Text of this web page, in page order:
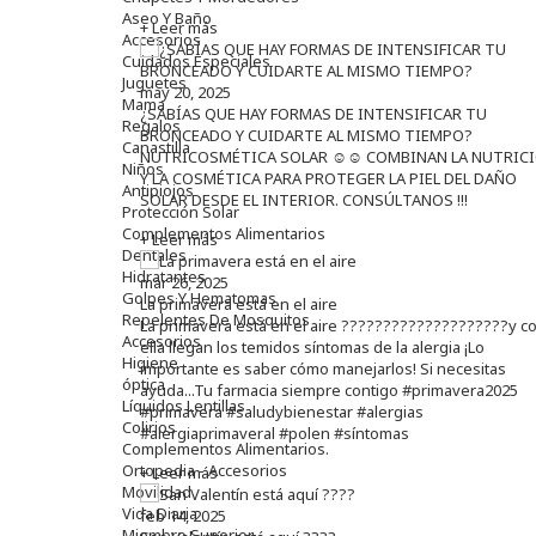
Aseo Y Baño
Accesorios
Cuidados Especiales
Juguetes
Mama
Regalos
Canastilla
Niños
Antipiojos
Protección Solar
Complementos Alimentarios
Dentales
Hidratantes
Golpes Y Hematomas
Repelentes De Mosquitos
Accesorios
Higiene
óptica
Líquidos Lentillas
Colirios
Complementos Alimentarios.
Ortopedia - Accesorios
Movilidad
Vida Diaria
+ Leer más
may 20, 2025
¿SABÍAS QUE HAY FORMAS DE INTENSIFICAR TU
BRONCEADO Y CUIDARTE AL MISMO TIEMPO?
NUTRICOSMÉTICA SOLAR ☺️☺️ COMBINAN LA
Y LA COSMÉTICA PARA PROTEGER LA PIEL DEL DAÑO
SOLAR DESDE EL INTERIOR. CONSÚLTANOS !!!
+ Leer más
mar 26, 2025
La primavera está en el aire
La primavera está en el aire ????????????????????y
ella llegan los temidos síntomas de la alergia ¡Lo
importante es saber cómo manejarlos! Si necesitas
ayuda...Tu farmacia siempre contigo #primavera2025
#primavera #saludybienestar #alergias
#alergiaprimaveral #polen #síntomas
+ Leer más
feb 14, 2025